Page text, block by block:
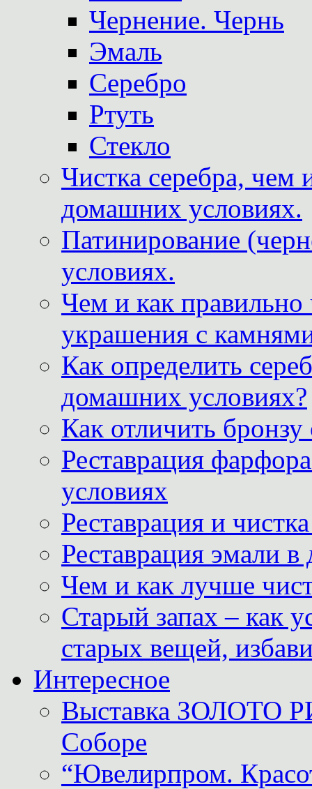
Чернение. Чернь
Эмаль
Серебро
Ртуть
Стекло
Чистка серебра, чем
домашних условиях.
Патинирование
условиях.
Чем и как
украшения с
Как определить
домашних условиях?
Как отличить
Реставрация
условиях
Реставрация и
Реставрация эмали
Чем и как лучше
Старый запах – как
старых вещей,
Интересное
Выставка ЗОЛОТО
Соборе
“Ювелирпром.